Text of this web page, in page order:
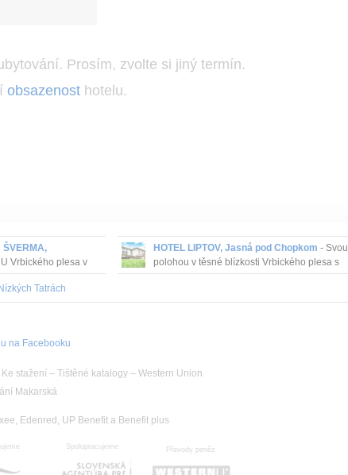
Prosím, zvolte si jiný termín.
obsazenost hotelu.
ŠVERMA,
Vrbického plesa v
je umístěn Hotel
stanice
HOTEL LIPTOV, Jasná pod Chopkom - Svou
polohou v těsné blízkosti Vrbického plesa s
malebnou scenérií Chopku a nejvyšších
poz...
Tatrách
na Facebooku
Ke stažení– Tištěné katalogy– Western Union
Makarská
Edenred, UP Benefit a Benefit plus
Spolupracujeme Převody peněz